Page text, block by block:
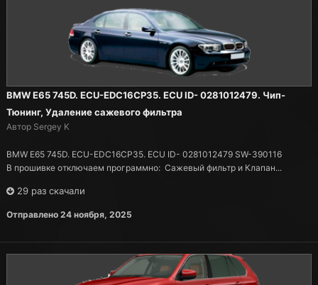
BMW E65 745D. ECU-EDC16CP35. ECU ID- 0281012479. Чип-
Тюнинг, Удаление сажевого фильтра
Автор Sergey K
BMW E65 745D. ECU-EDC16CP35. ECU ID- 0281012479 SW-390116
В прошивке отключаем программно: Сажевый фильтр и Клапан...
29 раз скачали
Отправлено 24 ноября, 2025